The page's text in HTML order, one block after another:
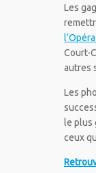
Les
Court-
autres
Les
le plus
ceux